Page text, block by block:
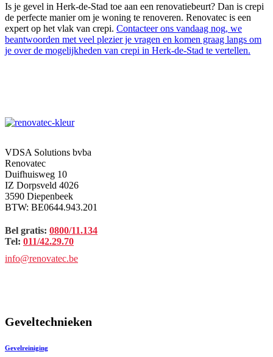
Is je gevel in Herk-de-Stad toe aan een renovatiebeurt? Dan is crepi
de perfecte manier om je woning te renoveren. Renovatec is een
expert op het vlak van crepi. Contacteer ons vandaag nog, we
beantwoorden met veel plezier je vragen en komen graag langs om
je over de mogelijkheden van crepi in Herk-de-Stad te vertellen.
VDSA Solutions bvba
Renovatec
Duifhuisweg 10
IZ Dorpsveld 4026
3590 Diepenbeek
BTW: BE0644.943.201
Bel gratis: 0800/11.134
Tel: 011/42.29.70
info@renovatec.be
Geveltechnieken
Gevelreiniging